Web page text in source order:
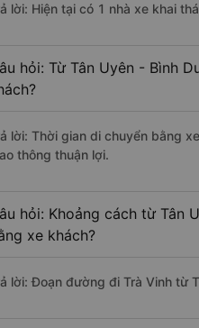
lời: Hiện tại có 1 nhà xe khai
hỏi: Từ Tân Uyên - Bình
lời: Thời gian di chuyển bằng
thông thuận lợi.
hỏi: Khoảng cách từ Tân
xe khách?
lời: Đoạn đường đi Trà Vinh từ